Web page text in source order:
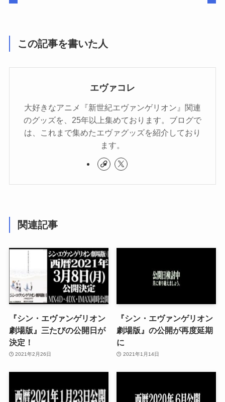
この記事を書いた人
エヴァコレ
大好きなアニメ『新世紀エヴァンゲリオン』関連
のグッズを、25年以上集めております。ブログで
は、これまで集めたエヴァグッズを紹介しており
ます。
関連記事
『シン・エヴァンゲリオン
劇場版』三たびの公開日が
決定！
2021年2月26日
『シン・エヴァンゲリオン
劇場版』の公開が再度延期
に
2021年1月14日